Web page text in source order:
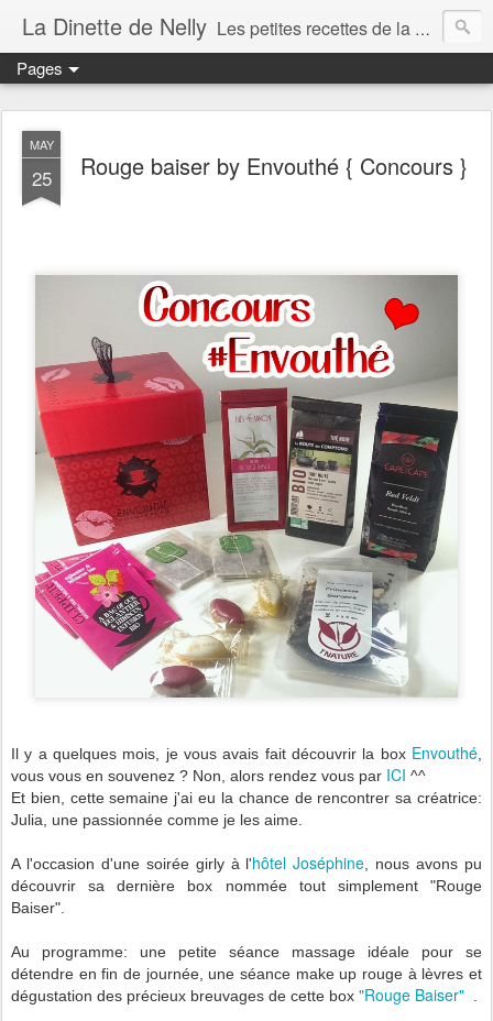
La Dinette de Nelly Les petites recettes de la dinette de Nelly. Des recettes simples, généreuses et gourmandes pour tous les jours c'est tout ça la dinette !
Pages
MAY
25 Rouge baiser by Envouthé { Concours }
Il y a quelques mois, je vous avais fait découvrir la box Envouthé
vous vous en souvenez ? Non, alors rendez vous par ICI ^^
Et bien, cette semaine j'ai eu la chance de rencontrer sa créatrice:
Julia, une passionnée comme je les aime.
A l'occasion d'une soirée girly à l'hôtel Joséphine , nous avons pu
découvrir sa dernière box nommée tout simplement "Rouge
Baiser".
Au programme: une petite séance massage idéale pour se
détendre en fin de journée, une séance make up rouge à lèvres et
dégustation des précieux breuvages de cette box "Rouge Baiser"